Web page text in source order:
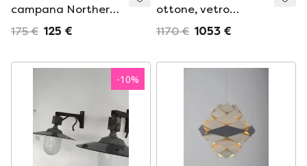
campana Northern
Lighting in
175 € 125 €
ottone, vetro
acidato e fiori di
anni &#39;50
1170 € 1053 €
-10%